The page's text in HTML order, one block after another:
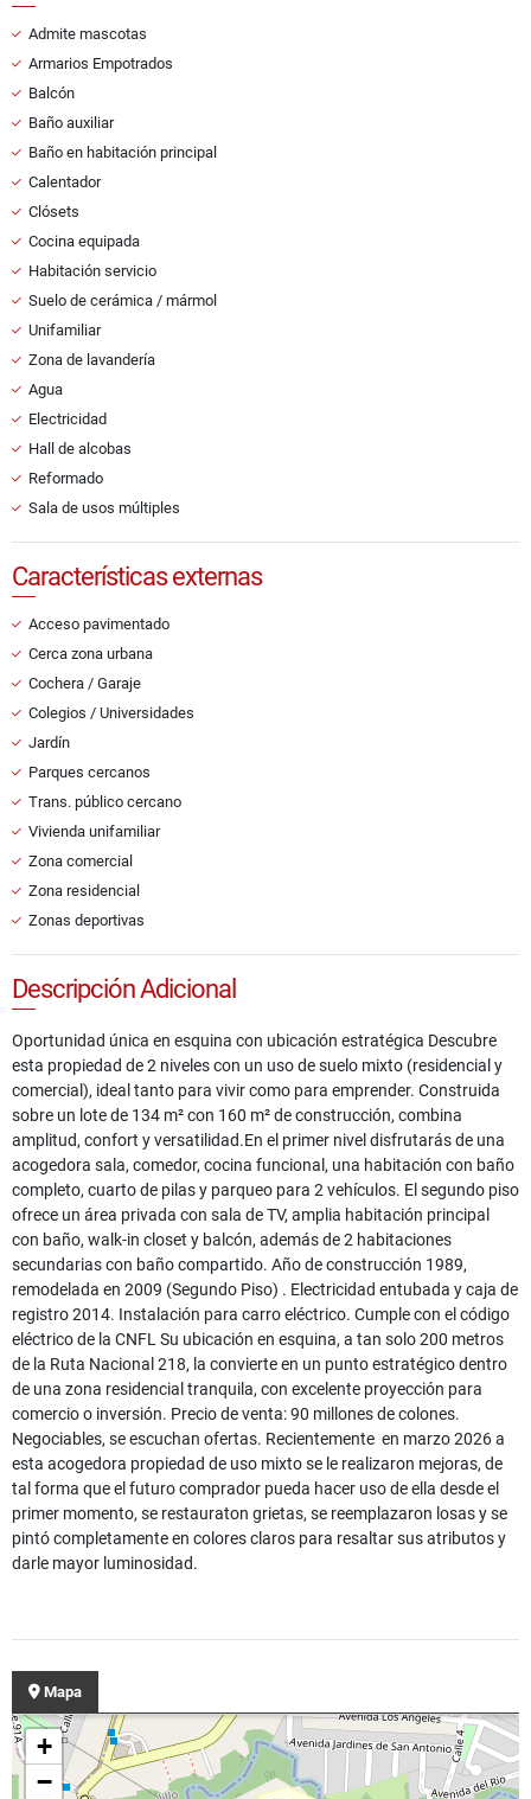
Admite mascotas
Armarios Empotrados
Balcón
Baño auxiliar
Baño en habitación principal
Calentador
Clósets
Cocina equipada
Habitación servicio
Suelo de cerámica / mármol
Unifamiliar
Zona de lavandería
Agua
Electricidad
Hall de alcobas
Reformado
Sala de usos múltiples
Características externas
Acceso pavimentado
Cerca zona urbana
Cochera / Garaje
Colegios / Universidades
Jardín
Parques cercanos
Trans. público cercano
Vivienda unifamiliar
Zona comercial
Zona residencial
Zonas deportivas
Descripción Adicional
Oportunidad única en esquina con ubicación estratégica Descubre
esta propiedad de 2 niveles con un uso de suelo mixto (residencial y
comercial), ideal tanto para vivir como para emprender. Construida
sobre un lote de 134 m² con 160 m² de construcción, combina
amplitud, confort y versatilidad.En el primer nivel disfrutarás de una
acogedora sala, comedor, cocina funcional, una habitación con baño
completo, cuarto de pilas y parqueo para 2 vehículos. El segundo piso
ofrece un área privada con sala de TV, amplia habitación principal
con baño, walk-in closet y balcón, además de 2 habitaciones
secundarias con baño compartido. Año de construcción 1989,
remodelada en 2009 (Segundo Piso) . Electricidad entubada y caja de
registro 2014. Instalación para carro eléctrico. Cumple con el código
eléctrico de la CNFL Su ubicación en esquina, a tan solo 200 metros
de la Ruta Nacional 218, la convierte en un punto estratégico dentro
de una zona residencial tranquila, con excelente proyección para
comercio o inversión. Precio de venta: 90 millones de colones.
Negociables, se escuchan ofertas. Recientemente en marzo 2026 a
esta acogedora propiedad de uso mixto se le realizaron mejoras, de
tal forma que el futuro comprador pueda hacer uso de ella desde el
primer momento, se restauraton grietas, se reemplazaron losas y se
pintó completamente en colores claros para resaltar sus atributos y
darle mayor luminosidad.
Mapa
+
−